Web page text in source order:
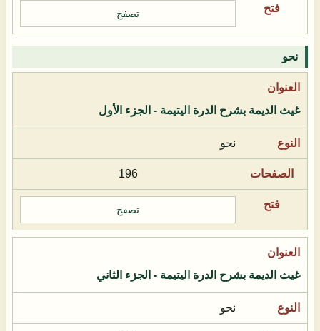
تصفح
نحو
غيث الديمة بشرح الدرة اليتيمة - الجزء الأول
نحو
196
تصفح
غيث الديمة بشرح الدرة اليتيمة - الجزء الثاني
نحو